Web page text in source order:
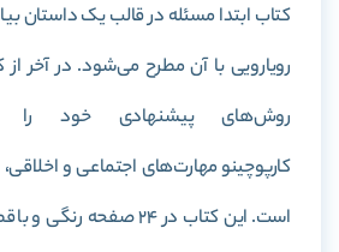
کتاب ابتدا مسئله در قالب یک داستان
رویارویی با آن مطرح می‌شود. در آخر
روش‌های پیشنهادی خود را
کارپوچینو مهارت‌های اجتماعی و
است. این کتاب در 24 صفحه